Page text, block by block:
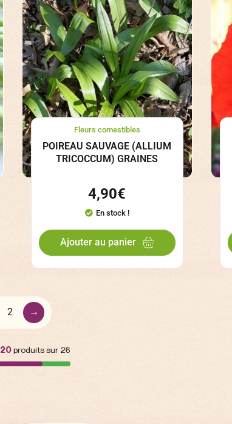
Fleurs comestibles
POIREAU SAUVAGE (ALLIUM
TRICOCCUM) GRAINES
4,90€
En stock !
Ajouter au panier
2 →
20produits sur 26